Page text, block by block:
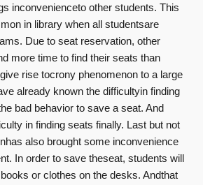
inconvenienceto other students. This
in library when all studentsare
Due to seat reservation, other
more time to find their seats than
rise tocrony phenomenon to a large
already known the difficultyin finding
bad behavior to save a seat. And
in finding seats finally. Last but not
also brought some inconvenience
In order to save theseat, students will
or clothes on the desks. Andthat